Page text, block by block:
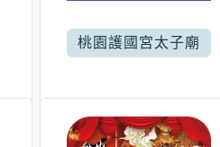
桃園護國宮太子廟